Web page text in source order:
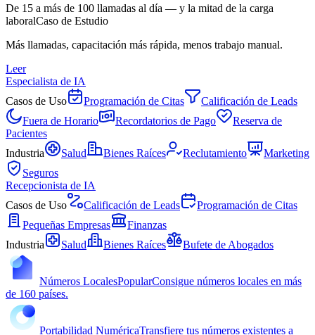
De 15 a más de 100 llamadas al día — y la mitad de la carga
laboralCaso de Estudio
Más llamadas, capacitación más rápida, menos trabajo manual.
Leer
Especialista de IA
Casos de Uso
Programación de Citas
Calificación de Leads
Fuera de Horario
Recordatorios de Pago
Reserva de
Pacientes
Industria
Salud Bienes Raíces Reclutamiento
Marketing
Seguros
Recepcionista de IA
Casos de Uso
Calificación de Leads
Programación de Citas
Pequeñas Empresas
Finanzas
Industria
Salud Bienes Raíces Bufete de Abogados
Números LocalesPopularConsigue números locales en más
de 160 países.
Portabilidad NuméricaTransfiere tus números existentes a